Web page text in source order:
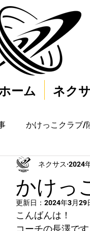
ーム ネク
かけっこクラブ/
かけっ
ネクサス 2024
更新日： 2024年3月29
こんばんは！
コーチの長澤です